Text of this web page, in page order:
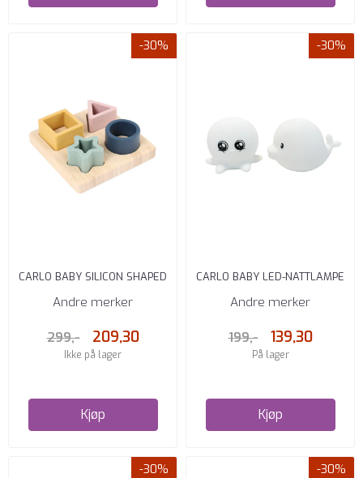
-30%
CARLO BABY SILICON SHAPED
PUZZLE
Andre merker
299,- 209,30
Ikke på lager
Kjøp
-30%
CARLO BABY LED-NATTLAMPE
OG BADELEKE 2-PACK ...
Andre merker
199,- 139,30
På lager
Kjøp
-30% -30%